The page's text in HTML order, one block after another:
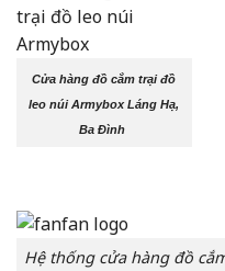
Cửa hàng đồ cắm trại đồ
leo núi Armybox Láng Hạ,
Ba Đình
Hệ thống cửa hàng đồ